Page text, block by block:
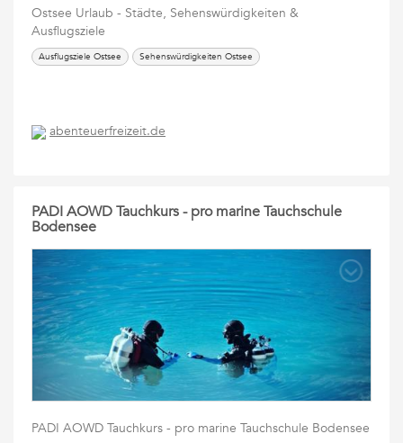
Ostsee Urlaub - Städte, Sehenswürdigkeiten &
Ausflugsziele
Ausflugsziele Ostsee Sehenswürdigkeiten Ostsee
abenteuerfreizeit.de
PADI AOWD Tauchkurs - pro marine Tauchschule
Bodensee
PADI AOWD Tauchkurs - pro marine Tauchschule Bodensee